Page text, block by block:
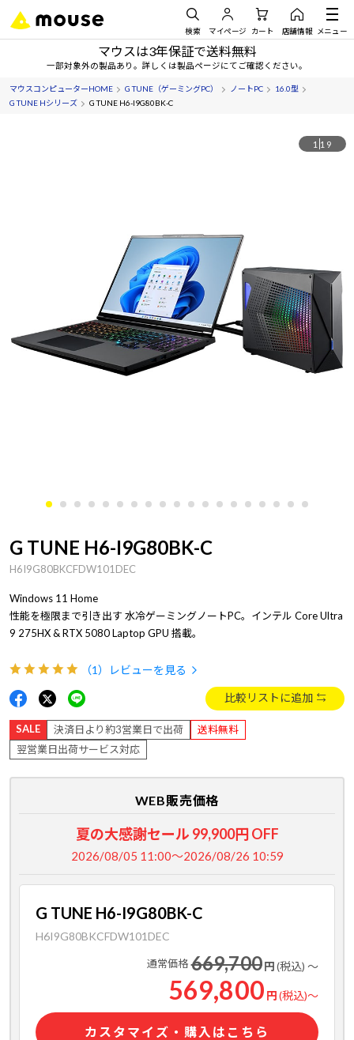
検索 マイページ カート 店舗情報 メニュー
マウスは3年保証で送料無料
一部対象外の製品あり。詳しくは製品ページにてご確認ください。
マウスコンピューターHOME G TUNE（ゲーミングPC） ノートPC
16.0型
G TUNE Hシリーズ
G TUNE H6-I9G80BK-C
1 19
G TUNE H6-I9G80BK-C
H6I9G80BKCFDW101DEC
Windows 11 Home
性能を極限まで引き出す 水冷ゲーミングノートPC。インテル Core Ultra
9 275HX & RTX 5080 Laptop GPU 搭載。
（1） レビューを見る
比較リストに追加
SALE 決済日より約3営業日で出荷
送料無料
翌営業日出荷サービス対応
WEB販売価格
夏の大感謝セール 99,900円 OFF
2026/08/05 11:00～2026/08/26 10:59
G TUNE H6-I9G80BK-C
H6I9G80BKCFDW101DEC
通常価格 669,700円(税込) ～
569,800 円(税込)～
カスタマイズ・購入はこちら